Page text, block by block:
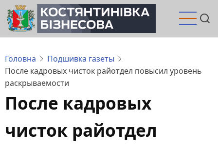
Перейти
до
основного
Головна
Подшивка газеты
После кадровых чисток райотдел повысил уровень
раскрываемости
После кадровых
чисток райотдел